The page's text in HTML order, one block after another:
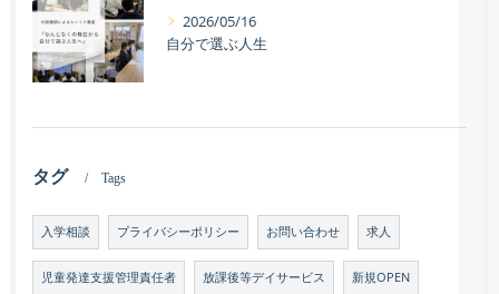
2026/05/16
自分で選ぶ人生
タグ Tags
入学相談 プライバシーポリシー お問い合わせ 求人
児童発達支援管理責任者 放課後等デイサービス 新規OPEN